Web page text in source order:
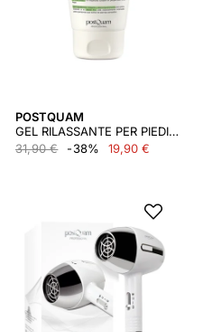
POSTQUAM
GEL RILASSANTE PER PIEDI 100 ML
31,90 €
-38% 19,90 €